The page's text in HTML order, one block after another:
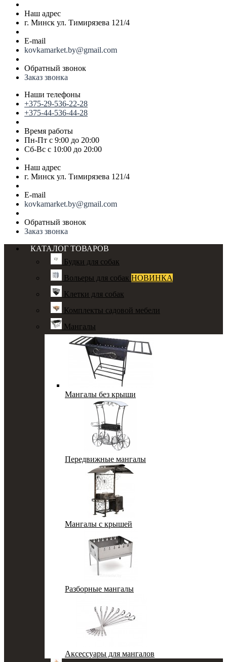
Наш адрес
г. Минск ул. Тимирязева 121/4
E-mail
kovkamarket.by@gmail.com
Обратный звонок
Заказ звонка
Наши телефоны
+375-29-536-22-28
+375-44-536-44-28
Время работы
Пн-Пт с 9:00 до 20:00
Сб-Вс с 10:00 до 20:00
Наш адрес
г. Минск ул. Тимирязева 121/4
E-mail
kovkamarket.by@gmail.com
Обратный звонок
Заказ звонка
КАТАЛОГ ТОВАРОВ
Будки для собак
Вольеры для собак НОВИНКА
Клетки для собак
Комплекты садовой мебели
Мангалы
Мангалы без крыши
Передвижные мангалы
Мангалы с крышей
Разборные мангалы
Аксессуары для мангалов